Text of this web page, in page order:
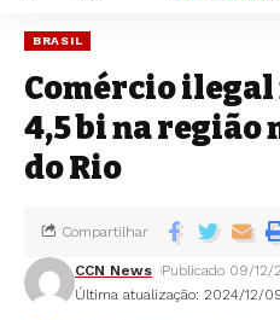
BRASIL
Comércio
4,5 bi na
do Rio
Última atualização: 2024/12/
CCN News Publicado 09/12/
Compartilhar